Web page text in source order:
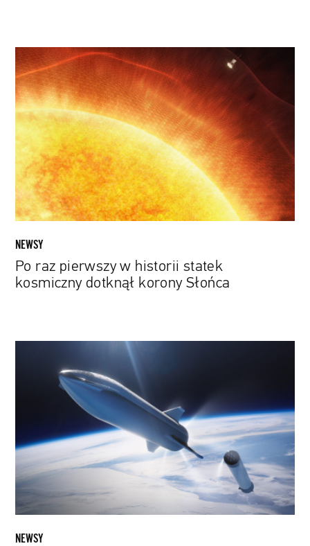
Po
raz
pierwszy
w
historii
statek
kosmiczny
dotknął
korony
Słońca
NEWSY
Po raz pierwszy w historii statek
kosmiczny dotknął korony Słońca
orbitę.
To
może
przełom
wNEWSY